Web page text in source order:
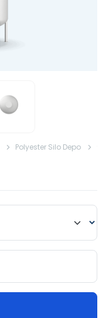
Polyester Silo Depo